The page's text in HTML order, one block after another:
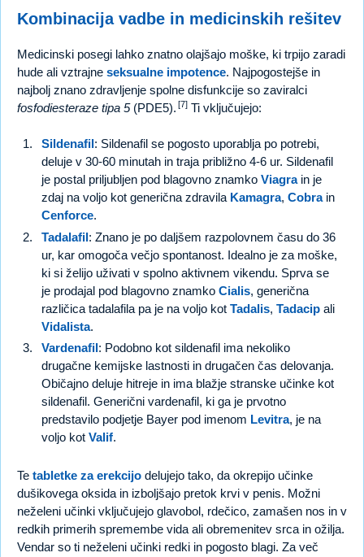
Kombinacija vadbe in medicinskih rešitev
Medicinski posegi lahko znatno olajšajo moške, ki trpijo zaradi
hude ali vztrajne seksualne impotence. Najpogostejše in
najbolj znano zdravljenje spolne disfunkcije so zaviralci
fosfodiesteraze tipa 5(PDE5). [7] Ti vključujejo:
Sildenafil: Sildenafil se pogosto uporablja po potrebi,
deluje v 30-60 minutah in traja približno 4-6 ur. Sildenafil
je postal priljubljen pod blagovno znamko Viagrain je
zdaj na voljo kot generična zdravila Kamagra, Cobrain
Cenforce.
Tadalafil: Znano je po daljšem razpolovnem času do 36
ur, kar omogoča večjo spontanost. Idealno je za moške,
ki si želijo uživati v spolno aktivnem vikendu. Sprva se
je prodajal pod blagovno znamko Cialis, generična
različica tadalafila pa je na voljo kot Tadalis, Tadacip ali
Vidalista.
Vardenafil: Podobno kot sildenafil ima nekoliko
drugačne kemijske lastnosti in drugačen čas delovanja.
Običajno deluje hitreje in ima blažje stranske učinke kot
sildenafil. Generični vardenafil, ki ga je prvotno
predstavilo podjetje Bayer pod imenom Levitra, je na
voljo kot Valif.
Te tabletke za erekcijo delujejo tako, da okrepijo učinke
dušikovega oksida in izboljšajo pretok krvi v penis. Možni
neželeni učinki vključujejo glavobol, rdečico, zamašen nos in v
redkih primerih spremembe vida ali obremenitev srca in ožilja.
Vendar so ti neželeni učinki redki in pogosto blagi. Za več